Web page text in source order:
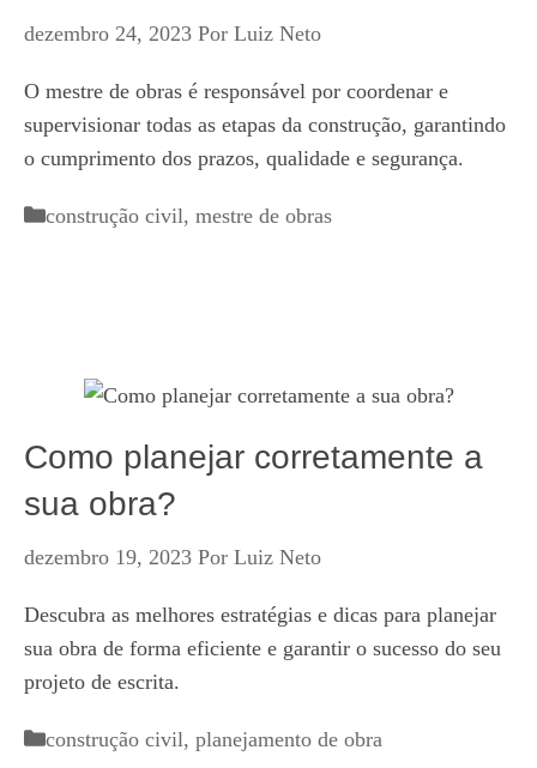
dezembro 24, 2023 Por Luiz Neto
O mestre de obras é responsável por coordenar e
supervisionar todas as etapas da construção, garantindo
o cumprimento dos prazos, qualidade e segurança.
Categorias
construção civil, mestre de obras
Como planejar corretamente a
sua obra?
dezembro 19, 2023 Por Luiz Neto
Descubra as melhores estratégias e dicas para planejar
sua obra de forma eficiente e garantir o sucesso do seu
projeto de escrita.
Categorias
construção civil, planejamento de obra